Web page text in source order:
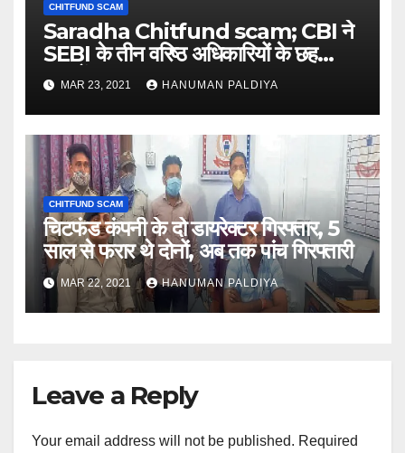
CHITFUND SCAM
Saradha Chitfund scam; CBI ने
SEBI के तीन वरिष्ठ अधिकारियों के छह
स्थानों पर छापा मारा
MAR 23, 2021 HANUMAN PALDIYA
CHITFUND SCAM
चिटफंड कंपनी के दो डायरेक्टर गिरफ्तार, 5
साल से फरार थे दोनों, अब तक पांच गिरफ्तारी
MAR 22, 2021 HANUMAN PALDIYA
Leave a Reply
Your email address will not be published. Required